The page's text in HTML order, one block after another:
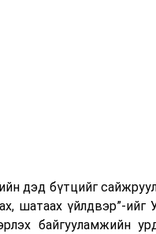
ажлын бэлэн
чадварыг сургалтын
дэд бүтцийг
шатаах үйлдвэр”-ийг
байгууламжийн